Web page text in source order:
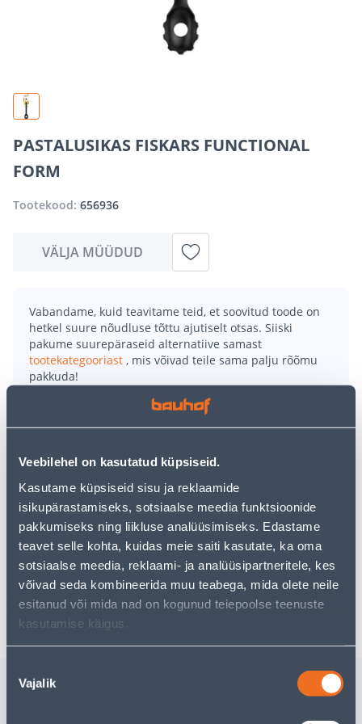
Veebilehel on kasutatud küpsiseid.
Kasutame küpsiseid sisu ja reklaamide
isikupärastamiseks, sotsiaalse meedia funktsioonide
pakkumiseks ning liikluse analüüsimiseks. Edastame
teavet selle kohta, kuidas meie saiti kasutate, ka oma
sotsiaalse meedia, reklaami- ja analüüsipartneritele, kes
võivad seda kombineerida muu teabega, mida olete neile
esitanud või mida nad on kogunud teiepoolse teenuste
kasutamise käigus.
valik
Vajalik
PASTALUSIKAS FISKARS FUNCTIONAL
FORM
Tootekood: 656936
VÄLJA MÜÜDUD
Vabandame, kuid teavitame teid, et soovitud toode on
hetkel suure nõudluse tõttu ajutiselt otsas. Siiski
pakume suurepäraseid alternatiive samast
tootekategooriast , mis võivad teile sama palju rõõmu
pakkuda!
uurimistööd saate jätkata, naastes
kasutades meie võimsat otsingufunktsiooni, et leida
• Pastalusikas on loodud spagettide, nuudlite
serveerimiseks. Laba ava sobib spagetiportsjoni
mõõtmiseks.
• 14-päevane tagastusõigus.
Tarne pole võimalik
Sarnased tooted